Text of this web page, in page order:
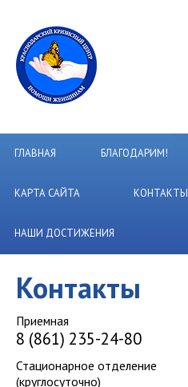
ГЛАВНАЯ БЛАГОДАРИМ!
КАРТА САЙТА КОНТАКТЫ
НАШИ ДОСТИЖЕНИЯ
Контакты
Приемная
8 (861) 235-24-80
Стационарное отделение
(круглосуточно)